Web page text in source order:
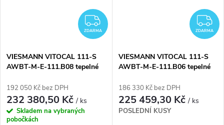
ZDARMA
ZDARMA
VIESMANN VITOCAL 111-S
AWBT-M-E-111.B08 tepelné
voda, venkovní+vnitřní
jednotka se zásobníkem
192 050 Kč bez DPH
232 380,50 Kč/ ks
Skladem na vybraných
pobočkách
ZDARMA
VIESMANN VITOCAL 111-S
AWBT-M-E-111.B06 tepelné
voda, venkovní+vnitřní
jednotka se zásobníkem
186 330 Kč bez DPH
225 459,30 Kč/ ks
POSLEDNÍ KUSY